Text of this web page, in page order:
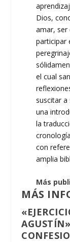
Dios,
amar, ser
participar
el cual
suscitar a
una
la
con
amplia
Más
MÁS